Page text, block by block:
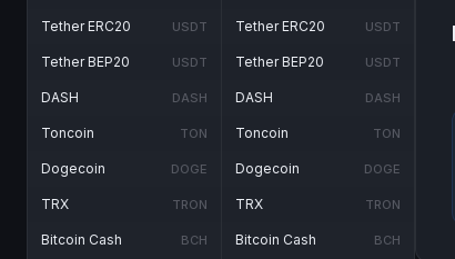
Tether ERC20 USDT
Tether BEP20 USDT
DASH DASH
Toncoin TON
Dogecoin DOGE
TRX TRON
Bitcoin Cash BCH
Tether ERC20 USDT
Tether BEP20 USDT
DASH DASH
Toncoin TON
Dogecoin DOGE
TRX TRON
Bitcoin Cash BCH